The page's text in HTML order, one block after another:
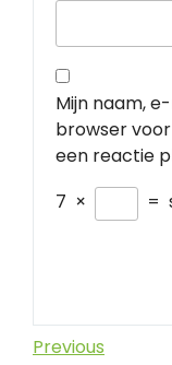
Mijn naam,
browser
een reactie
7 × =
Previous
Previous